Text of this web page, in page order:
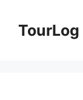
TourLog